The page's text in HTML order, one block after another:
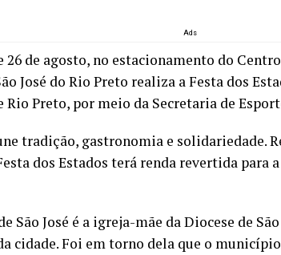
Ads
26 de agosto, no estacionamento do
José do Rio Preto realiza a Festa dos
Rio Preto, por meio da Secretaria de
tradição, gastronomia e solidariedade.
dos Estados terá renda revertida para
São José é a igreja-mãe da Diocese de
cidade. Foi em torno dela que o